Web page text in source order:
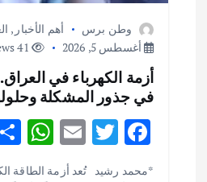
وطن برس أهم الأخبار ,
أغسطس 5, 2026
أزمة الكهرباء في
في جذور المشكلة
F
T
w
E
m
W
h
*محمد رشيد تُعد أزمة الطاقة